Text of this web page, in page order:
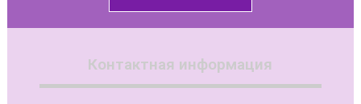
Контактная информация